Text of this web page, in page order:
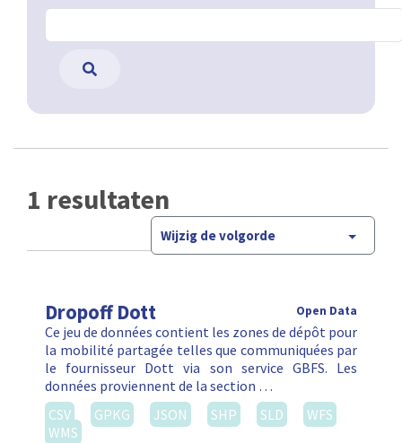
1 resultaten
Wijzig de volgorde
Dropoff Dott Open Data
Ce jeu de données contient les zones de dépôt pour
la mobilité partagée telles que communiquées par
le fournisseur Dott via son service GBFS. Les
données proviennent de la section …
CSV
GPKG JSON SHP SLD
WFS
WMS